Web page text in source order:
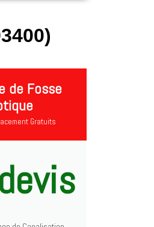
de Fosse
Gratuits